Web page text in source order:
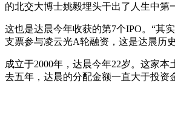
的北交大博士姚毅埋头干出了人生中第
这也是达晨今年收获的第7个IPO。“其
支票参与凌云光A轮融资，这是达晨历
成立于2000年，达晨今年22岁。这家
去五年，达晨的分配金额一直大于投资